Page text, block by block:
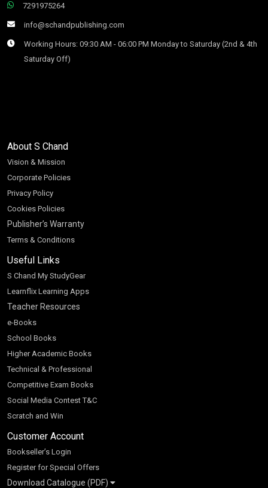
7291975264
info@schandpublishing.com
Working Hours: 09:30 AM - 06:00 PM Monday to Saturday (2nd & 4th
Saturday Off)
About S Chand
Vision & Mission
Corporate Policies
Privacy Policy
Cookies Policies
Publisher’s Warranty
Terms & Conditions
Useful Links
S Chand My StudyGear
Learnflix Learning Apps
Teacher Resources
e-Books
School Books
Higher Academic Books
Technical & Professional
Competitive Exam Books
Social Media Contest T&C
Scratch and Win
Customer Account
Bookseller’s Login
Register for Special Offers
Download Catalogue (PDF)